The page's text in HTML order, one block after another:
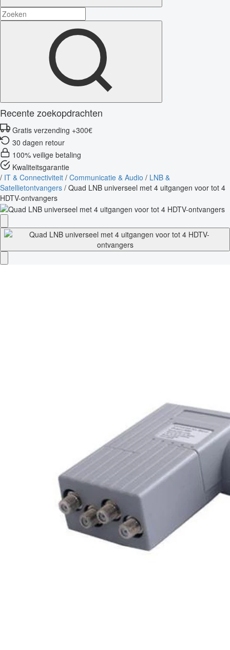
Recente zoekopdrachten
Gratis verzending +300€
30 dagen retour
100% veilige betaling
Kwaliteitsgarantie
/ IT & Connectiviteit / Communicatie & Audio / LNB &
Satellietontvangers / Quad LNB universeel met 4 uitgangen voor tot 4
HDTV-ontvangers